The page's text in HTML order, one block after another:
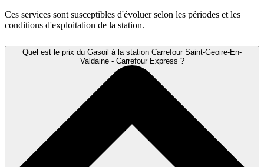
Ces services sont susceptibles d'évoluer selon les périodes et les
conditions d'exploitation de la station.
Quel est le prix du Gasoil à la station Carrefour Saint-Geoire-En-
Valdaine - Carrefour Express ?